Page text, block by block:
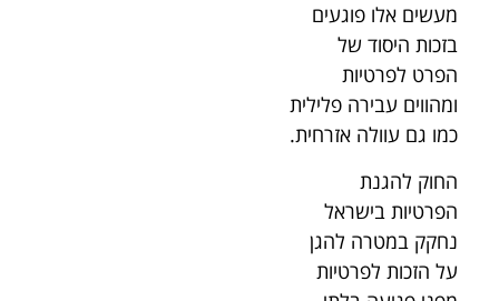
מעשים אלו פוגעים
בזכות היסוד של
הפרט לפרטיות
ומהווים עבירה פלילית
כמו גם עוולה אזרחית.
החוק להגנת
הפרטיות בישראל
נחקק במטרה להגן
על הזכות לפרטיות